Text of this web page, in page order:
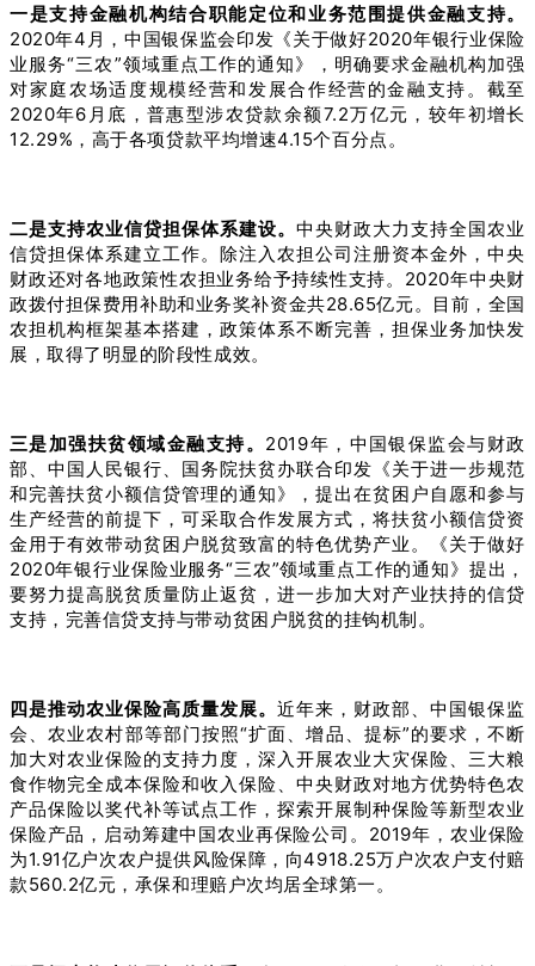
一是支持金融机构结合职能定位和业务范围提供金融支持。
2020年4月，中国银保监会印发《关于做好2020年银行业保险
业服务“三农”领域重点工作的通知》，明确要求金融机构加强
对家庭农场适度规模经营和发展合作经营的金融支持。截至
2020年6月底，普惠型涉农贷款余额7.2万亿元，较年初增长
12.29%，高于各项贷款平均增速4.15个百分点。
二是支持农业信贷担保体系建设。中央财政大力支持全国农业
信贷担保体系建立工作。除注入农担公司注册资本金外，中央
财政还对各地政策性农担业务给予持续性支持。2020年中央财
政拨付担保费用补助和业务奖补资金共28.65亿元。目前，全国
农担机构框架基本搭建，政策体系不断完善，担保业务加快发
展，取得了明显的阶段性成效。
三是加强扶贫领域金融支持。 2019年，中国银保监会与财政
部、中国人民银行、国务院扶贫办联合印发《关于进一步规范
和完善扶贫小额信贷管理的通知》，提出在贫困户自愿和参与
生产经营的前提下，可采取合作发展方式，将扶贫小额信贷资
金用于有效带动贫困户脱贫致富的特色优势产业。《关于做好
2020年银行业保险业服务“三农”领域重点工作的通知》提出，
要努力提高脱贫质量防止返贫，进一步加大对产业扶持的信贷
支持，完善信贷支持与带动贫困户脱贫的挂钩机制。
四是推动农业保险高质量发展。近年来，财政部、中国银保监
会、农业农村部等部门按照“扩面、增品、提标”的要求，不断
加大对农业保险的支持力度，深入开展农业大灾保险、三大粮
食作物完全成本保险和收入保险、中央财政对地方优势特色农
产品保险以奖代补等试点工作，探索开展制种保险等新型农业
保险产品，启动筹建中国农业再保险公司。2019年，农业保险
为1.91亿户次农户提供风险保障，向4918.25万户次农户支付赔
款560.2亿元，承保和理赔户次均居全球第一。